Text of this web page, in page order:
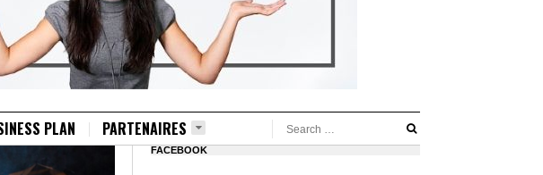
PLAN PARTENAIRES
FACEBOOK